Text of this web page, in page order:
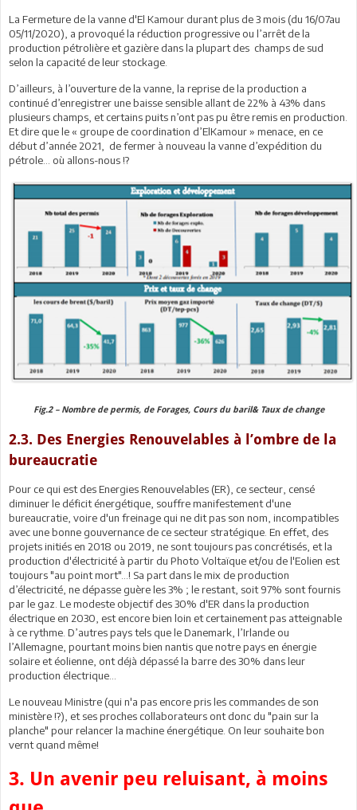
La Fermeture de la vanne d'El Kamour durant plus de 3 mois (du 16/07au
05/11/2020), a provoqué la réduction progressive ou l’arrêt de la
production pétrolière et gazière dans la plupart des champs de sud
selon la capacité de leur stockage.
D’ailleurs, à l’ouverture de la vanne, la reprise de la production a
continué d’enregistrer une baisse sensible allant de 22% à 43% dans
plusieurs champs, et certains puits n’ont pas pu être remis en production.
Et dire que le « groupe de coordination d’ElKamour » menace, en ce
début d’année 2021, de fermer à nouveau la vanne d’expédition du
pétrole… où allons-nous !?
Fig.2 – Nombre de permis, de Forages, Cours du baril& Taux de change
2.3. Des Energies Renouvelables à l’ombre de la
bureaucratie
Pour ce qui est des Energies Renouvelables (ER), ce secteur, censé
diminuer le déficit énergétique, souffre manifestement d'une
bureaucratie, voire d'un freinage qui ne dit pas son nom, incompatibles
avec une bonne gouvernance de ce secteur stratégique. En effet, des
projets initiés en 2018 ou 2019, ne sont toujours pas concrétisés, et la
production d'électricité à partir du Photo Voltaïque et/ou de l'Eolien est
toujours "au point mort"...! Sa part dans le mix de production
d’électricité, ne dépasse guère les 3% ; le restant, soit 97% sont fournis
par le gaz. Le modeste objectif des 30% d'ER dans la production
électrique en 2030, est encore bien loin et certainement pas atteignable
à ce rythme. D’autres pays tels que le Danemark, l’Irlande ou
l’Allemagne, pourtant moins bien nantis que notre pays en énergie
solaire et éolienne, ont déjà dépassé la barre des 30% dans leur
production électrique…
Le nouveau Ministre (qui n'a pas encore pris les commandes de son
ministère !?), et ses proches collaborateurs ont donc du "pain sur la
planche" pour relancer la machine énergétique. On leur souhaite bon
vernt quand même!
3. Un avenir peu reluisant, à moins